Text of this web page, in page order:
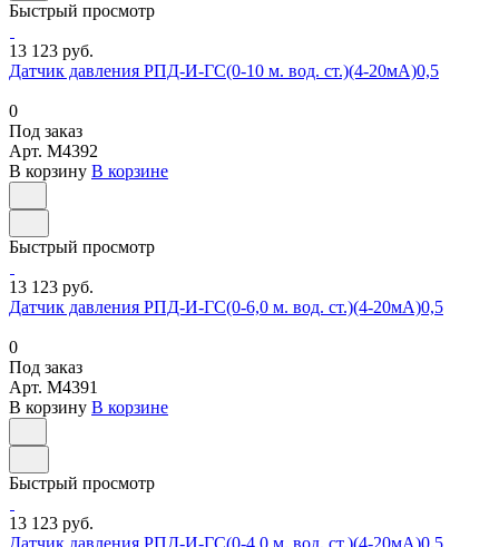
Быстрый просмотр
13 123 руб.
Датчик давления РПД-И-ГС(0-10 м. вод. ст.)(4-20мА)0,5
0
Под заказ
Арт. M4392
В корзину В корзине
Быстрый просмотр
13 123 руб.
Датчик давления РПД-И-ГС(0-6,0 м. вод. ст.)(4-20мА)0,5
0
Под заказ
Арт. M4391
В корзину В корзине
Быстрый просмотр
13 123 руб.